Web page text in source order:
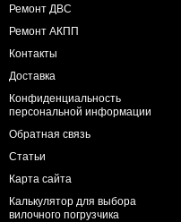
​Ремонт ДВС
Ремонт АКПП
Контакты
Доставка
Конфиденциальность
персональной информации
Обратная связь
Статьи
Карта сайта
Калькулятор для выбора
вилочного погрузчика